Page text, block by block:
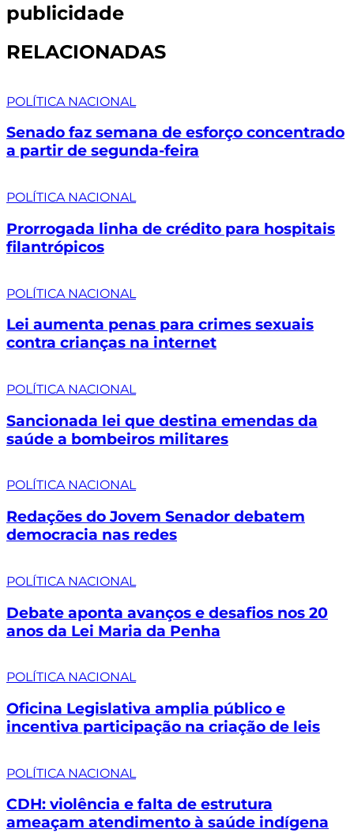
publicidade
RELACIONADAS
POLÍTICA NACIONAL
Senado faz semana de esforço concentrado
a partir de segunda-feira
POLÍTICA NACIONAL
Prorrogada linha de crédito para hospitais
filantrópicos
POLÍTICA NACIONAL
Lei aumenta penas para crimes sexuais
contra crianças na internet
POLÍTICA NACIONAL
Sancionada lei que destina emendas da
saúde a bombeiros militares
POLÍTICA NACIONAL
Redações do Jovem Senador debatem
democracia nas redes
POLÍTICA NACIONAL
Debate aponta avanços e desafios nos 20
anos da Lei Maria da Penha
POLÍTICA NACIONAL
Oficina Legislativa amplia público e
incentiva participação na criação de leis
POLÍTICA NACIONAL
CDH: violência e falta de estrutura
ameaçam atendimento à saúde indígena